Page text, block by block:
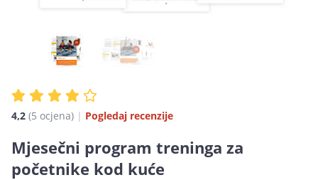
4,2 (5 ocjena) | Pogledaj recenzije
Mjesečni program treninga za
početnike kod kuće